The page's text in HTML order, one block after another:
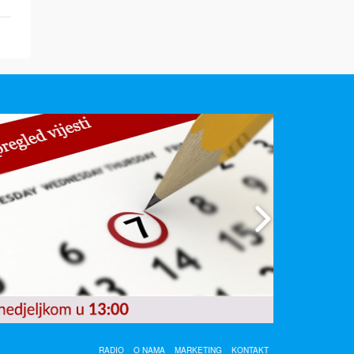
RADIO O NAMA MARKETING KONTAKT